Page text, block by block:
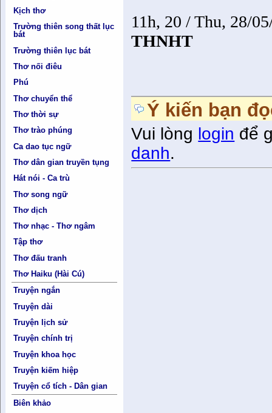
Kịch thơ
Trường thiên song thất lục
bát
Trường thiên lục bát
Thơ nối điêu
Phú
Thơ chuyển thể
Thơ thời sự
Thơ trào phúng
Ca dao tục ngữ
Thơ dân gian truyền tụng
Hát nói - Ca trù
Thơ song ngữ
Thơ dịch
Thơ nhạc - Thơ ngâm
Tập thơ
Thơ đấu tranh
Thơ Haiku (Hài Cú)
Truyện ngắn
Truyện dài
Truyện lịch sử
Truyện chính trị
Truyện khoa học
Truyện kiếm hiệp
Truyện cổ tích - Dân gian
Biên khảo
11h, 20 / Thu, 28/
THNHT
Ý kiến bạn
Vui lòng login để
danh.